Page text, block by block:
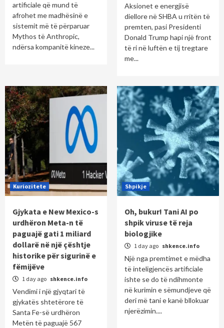
artificiale që mund të
afrohet me madhësinë e
sistemit më të përparuar
Mythos të Anthropic,
ndërsa kompanitë kineze...
Aksionet e energjisë
diellore në SHBA u rritën të
premten, pasi Presidenti
Donald Trump hapi një front
të ri në luftën e tij tregtare
me...
Kuriozitete
Gjykata e New Mexico-s
urdhëron Meta-n të
paguajë gati 1 miliard
dollarë në një çështje
historike për sigurinë e
fëmijëve
1 day ago shkence.info
Vendimi i një gjyqtari të
gjykatës shtetërore të
Santa Fe-së urdhëron
Metën të paguajë 567
Shpikje
Oh, bukur! Tani AI po
shpik viruse të reja
biologjike
1 day ago shkence.info
Një nga premtimet e mëdha
të inteligjencës artificiale
ishte se do të ndihmonte
në kurimin e sëmundjeve që
deri më tani e kanë bllokuar
njerëzimin....